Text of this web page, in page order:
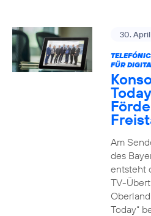
30. April
FÜR
Am
des
entsteht
TV-
Today“